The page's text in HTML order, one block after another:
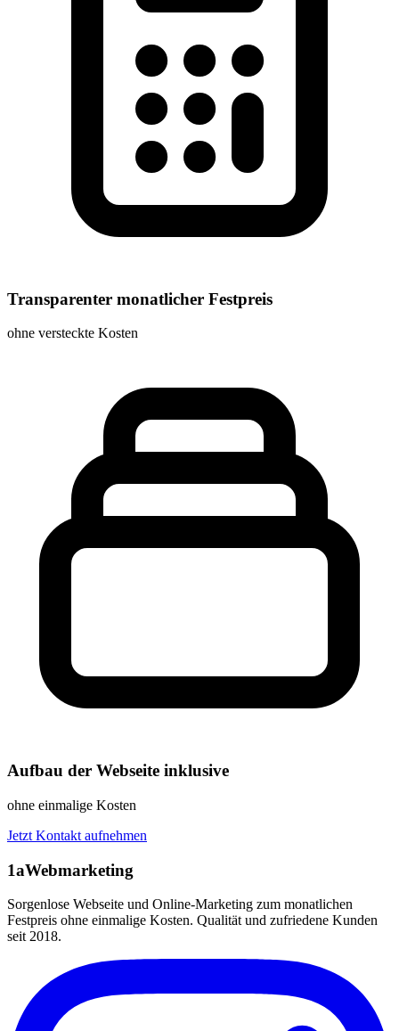
Transparenter monatlicher Festpreis
ohne versteckte Kosten
Aufbau der Webseite inklusive
ohne einmalige Kosten
Jetzt Kontakt aufnehmen
1aWebmarketing
Sorgenlose Webseite und Online-Marketing zum monatlichen
Festpreis ohne einmalige Kosten. Qualität und zufriedene Kunden
seit 2018.